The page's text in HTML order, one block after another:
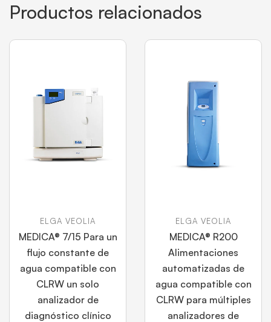
Productos relacionados
ELGA VEOLIA
MEDICA® 7/15 Para un
flujo constante de
agua compatible con
CLRW un solo
analizador de
diagnóstico clínico
ELGA VEOLIA
MEDICA® R200
Alimentaciones
automatizadas de
agua compatible con
CLRW para múltiples
analizadores de